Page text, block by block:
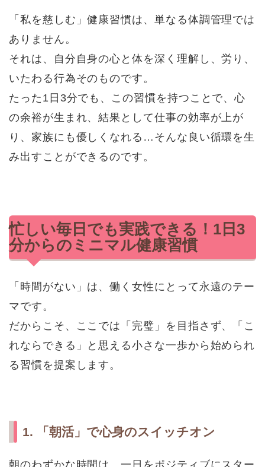
「私を慈しむ」健康習慣は、単なる体調管理では
ありません。
それは、自分自身の心と体を深く理解し、労り、
いたわる行為そのものです。
たった1日3分でも、この習慣を持つことで、心
の余裕が生まれ、結果として仕事の効率が上が
り、家族にも優しくなれる…そんな良い循環を生
み出すことができるのです。
忙しい毎日でも実践できる！1日3
分からのミニマル健康習慣
「時間がない」は、働く女性にとって永遠のテー
マです。
だからこそ、ここでは「完璧」を目指さず、「こ
れならできる」と思える小さな一歩から始められ
る習慣を提案します。
1. 「朝活」で心身のスイッチオン